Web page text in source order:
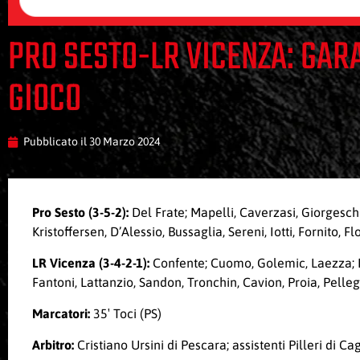
PRO SESTO-LR VICENZA:
GIOCO
Pubblicato il 30 Marzo 2024
Pro Sesto (3-5-2): Del Frate; Mapelli, Caverzasi,
Kristoffersen, D’Alessio, Bussaglia, Sereni, Iotti, Fornito,
LR Vicenza (3-4-2-1): Confente; Cuomo, Golemic,
Fantoni, Lattanzio, Sandon, Tronchin, Cavion, Proia,
Marcatori: 35′ Toci (PS)
Arbitro: Cristiano Ursini di Pescara; assistenti Pilleri di